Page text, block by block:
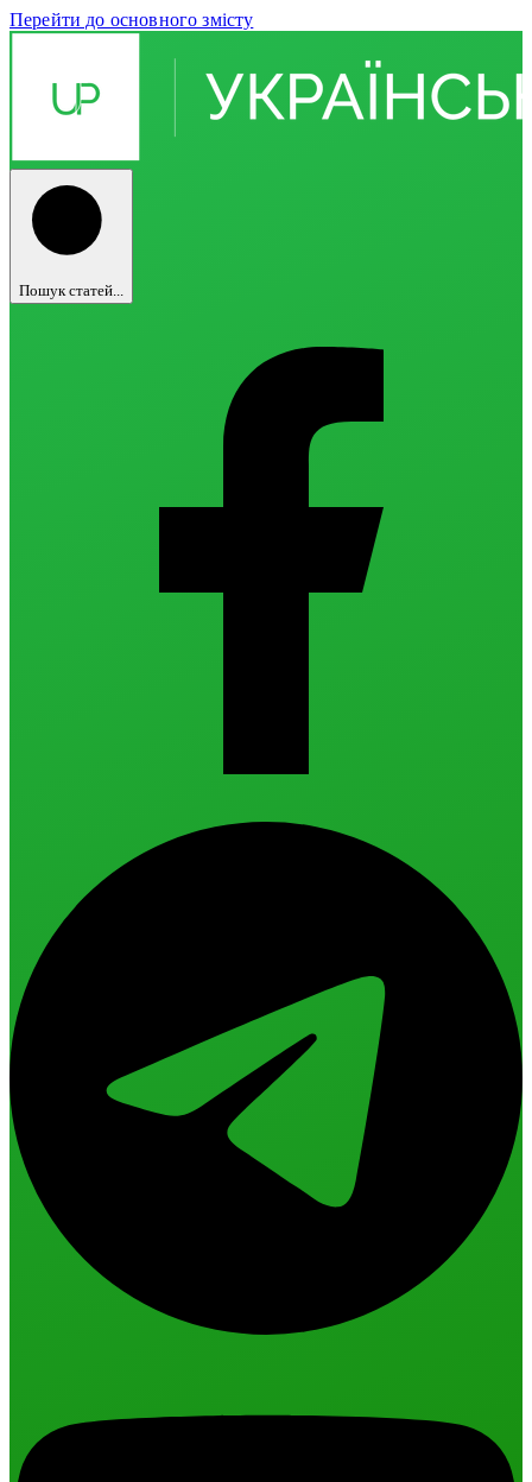
Перейти до основного змісту
Пошук статей...